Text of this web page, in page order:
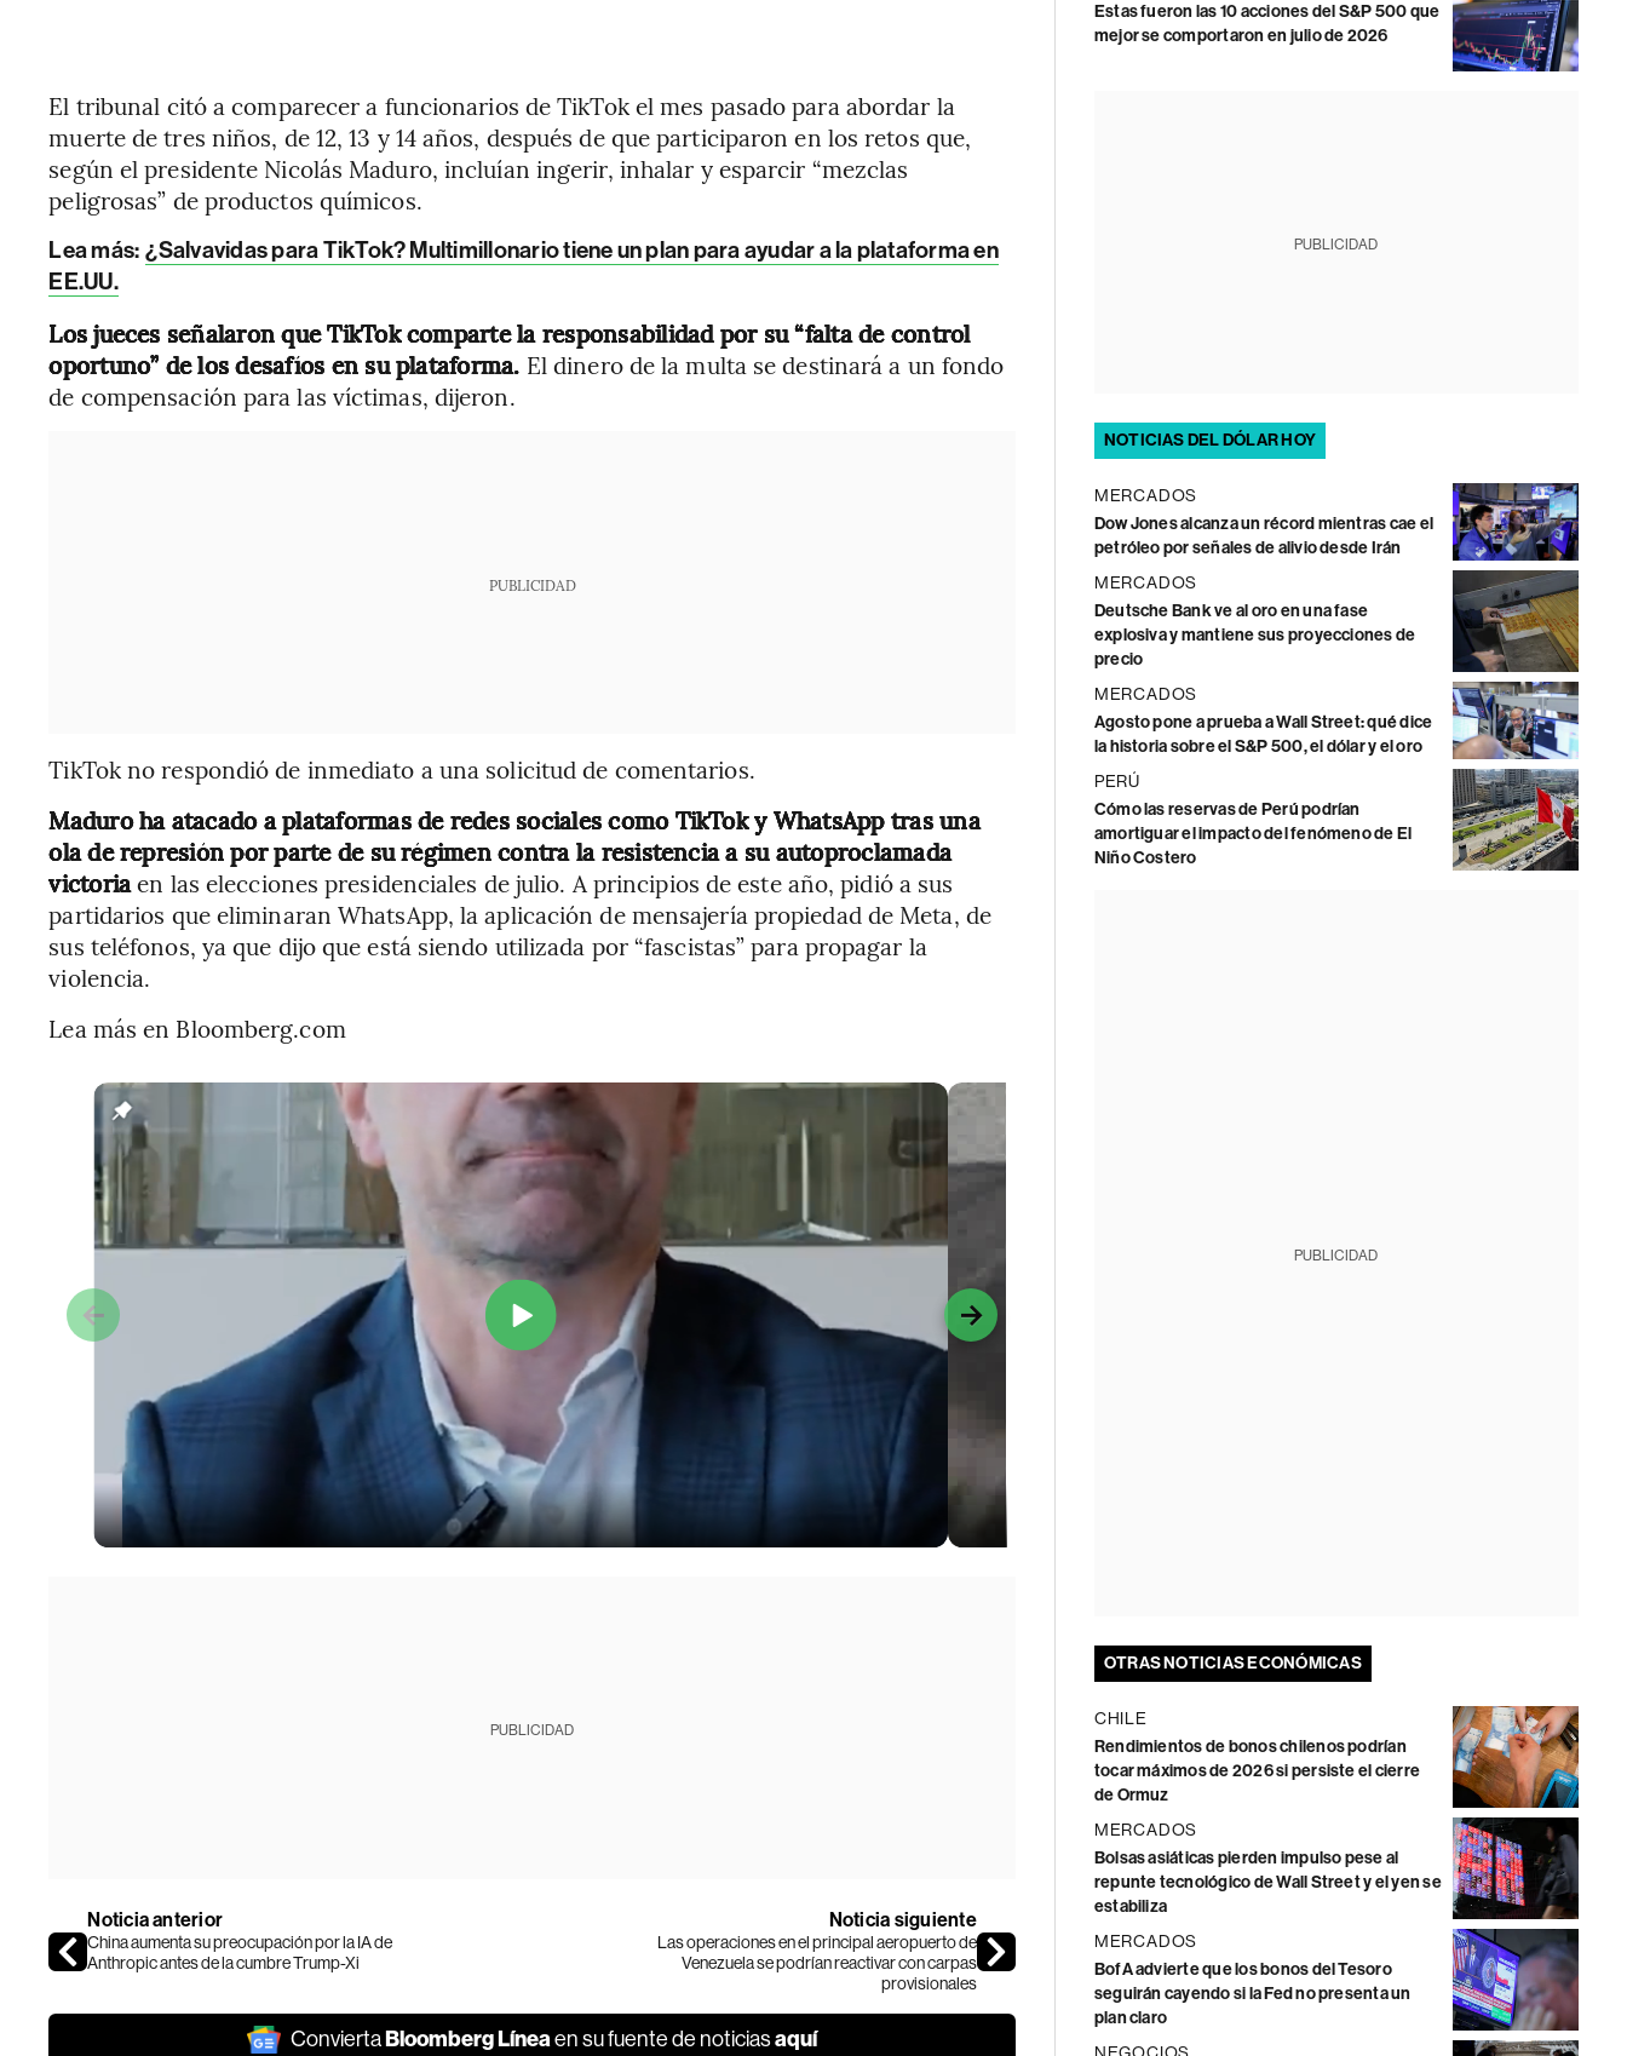
El tribunal citó a comparecer a funcionarios de TikTok el mes pasado para abordar la
muerte de tres niños, de 12, 13 y 14 años, después de que participaron en los retos que,
según el presidente Nicolás Maduro, incluían ingerir, inhalar y esparcir “mezclas
peligrosas” de productos químicos.
Lea más: ¿Salvavidas para TikTok? Multimillonario tiene un plan para ayudar a la plataforma en
EE.UU.
Los jueces señalaron que TikTok comparte la responsabilidad por su “falta de control
oportuno” de los desafíos en su plataforma. El dinero de la multa se destinará a un fondo
de compensación para las víctimas, dijeron.
PUBLICIDAD
TikTok no respondió de inmediato a una solicitud de comentarios.
Maduro ha atacado a plataformas de redes sociales como TikTok y WhatsApp tras una
ola de represión por parte de su régimen contra la resistencia a su autoproclamada
victoriaen las elecciones presidenciales de julio. A principios de este año, pidió a sus
partidarios que eliminaran WhatsApp, la aplicación de mensajería propiedad de Meta, de
sus teléfonos, ya que dijo que está siendo utilizada por “fascistas” para propagar la
violencia.
Lea más en Bloomberg.com
PUBLICIDAD
Noticia anterior
China aumenta su preocupación por la IA de
Anthropic antes de la cumbre Trump-Xi
Noticia siguiente
Las operaciones en el principal aeropuerto de
Venezuela se podrían reactivar con carpas
provisionales
ConviertaBloomberg Líneaen su fuente de noticiasaquí
Estas fueron las 10 acciones del S&P 500 que
mejor se comportaron en julio de 2026
PUBLICIDAD
NOTICIAS DEL DÓLAR HOY
MERCADOS
Dow Jones alcanza un récord mientras cae el
petróleo por señales de alivio desde Irán
MERCADOS
Deutsche Bank ve al oro en una fase
explosiva y mantiene sus proyecciones de
precio
MERCADOS
Agosto pone a prueba a Wall Street: qué dice
la historia sobre el S&P 500, el dólar y el oro
PERÚ
Cómo las reservas de Perú podrían
amortiguar el impacto del fenómeno de El
Niño Costero
PUBLICIDAD
OTRAS NOTICIAS ECONÓMICAS
CHILE
Rendimientos de bonos chilenos podrían
tocar máximos de 2026 si persiste el cierre
de Ormuz
MERCADOS
Bolsas asiáticas pierden impulso pese al
repunte tecnológico de Wall Street y el yen se
estabiliza
MERCADOS
BofA advierte que los bonos del Tesoro
seguirán cayendo si la Fed no presenta un
plan claro
NEGOCIOS